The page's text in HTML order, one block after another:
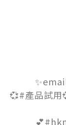
💞#產品試用